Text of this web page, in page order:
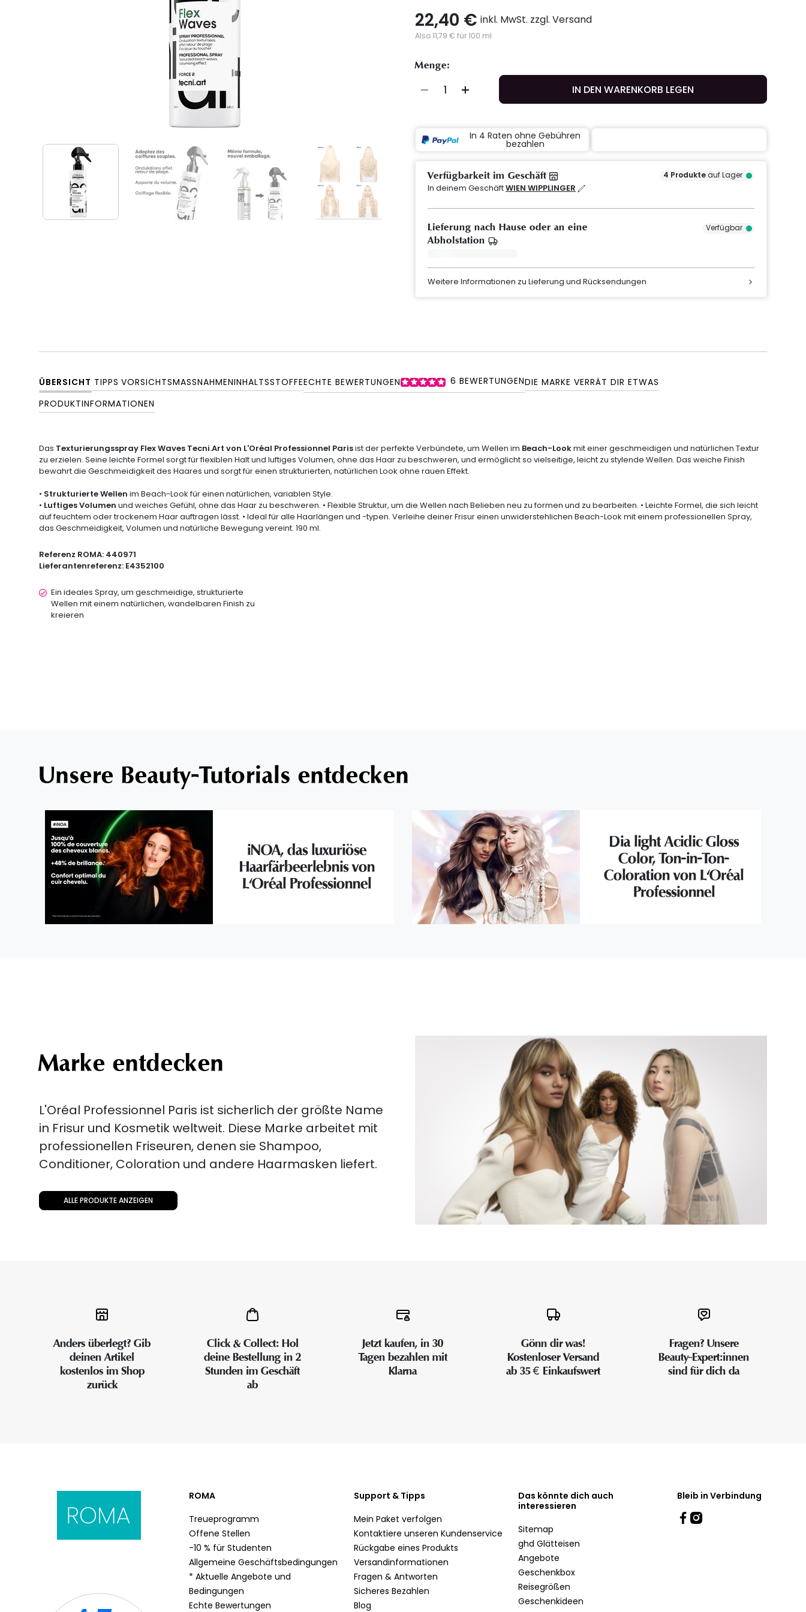
22,40 € inkl. MwSt. zzgl. Versand
Also 11,79 € für 100 ml
Menge:
IN DEN WARENKORB LEGEN
In 4 Raten ohne Gebühren
bezahlen
Verfügbarkeit im Geschäft 4 Produkteauf Lager
In deinem GeschäftWIEN WIPPLINGER
Lieferung nach Hause oder an eine
Abholstation
Verfügbar
Weitere Informationen zu Lieferung und Rücksendungen
ÜBERSICHT TIPPS VORSICHTSMASSNAHMEN INHALTSSTOFFEECHTE BEWERTUNGEN 6 BEWERTUNGENDIE MARKE VERRÄT DIR ETWAS
PRODUKTINFORMATIONEN
Das Texturierungsspray Flex Waves Tecni.Art von L'Oréal Professionnel Parisist der perfekte Verbündete, um Wellen im Beach-Lookmit einer geschmeidigen und natürlichen Textur
zu erzielen. Seine leichte Formel sorgt für flexiblen Halt und luftiges Volumen, ohne das Haar zu beschweren, und ermöglicht so vielseitige, leicht zu stylende Wellen. Das weiche Finish
bewahrt die Geschmeidigkeit des Haares und sorgt für einen strukturierten, natürlichen Look ohne rauen Effekt.
• Strukturierte Wellen im Beach-Look für einen natürlichen, variablen Style.
• Luftiges Volumen und weiches Gefühl, ohne das Haar zu beschweren. • Flexible Struktur, um die Wellen nach Belieben neu zu formen und zu bearbeiten. • Leichte Formel, die sich leicht
auf feuchtem oder trockenem Haar auftragen lässt. • Ideal für alle Haarlängen und -typen. Verleihe deiner Frisur einen unwiderstehlichen Beach-Look mit einem professionellen Spray,
das Geschmeidigkeit, Volumen und natürliche Bewegung vereint. 190 ml.
Referenz ROMA: 440971
Lieferantenreferenz: E4352100
Ein ideales Spray, um geschmeidige, strukturierte
Wellen mit einem natürlichen, wandelbaren Finish zu
kreieren
Unsere Beauty-Tutorials entdecken
iNOA, das luxuriöse
Haarfärbeerlebnis von
L'Oréal Professionnel
Dia light Acidic Gloss
Color, Ton-in-Ton-
Coloration von L'Oréal
Professionnel
Marke entdecken
L'Oréal Professionnel Paris ist sicherlich der größte Name
in Frisur und Kosmetik weltweit. Diese Marke arbeitet mit
professionellen Friseuren, denen sie Shampoo,
Conditioner, Coloration und andere Haarmasken liefert.
ALLE PRODUKTE ANZEIGEN
Anders überlegt? Gib
deinen Artikel
kostenlos im Shop
zurück
Click & Collect: Hol
deine Bestellung in 2
Stunden im Geschäft
ab
Jetzt kaufen, in 30
Tagen bezahlen mit
Klarna
Gönn dir was!
Kostenloser Versand
ab 35 € Einkaufswert
Fragen? Unsere
Beauty-Expert:innen
sind für dich da
ROMA
Treueprogramm
Offene Stellen
-10 % für Studenten
Allgemeine Geschäftsbedingungen
* Aktuelle Angebote und
Bedingungen
Echte Bewertungen
Support & Tipps
Mein Paket verfolgen
Kontaktiere unseren Kundenservice
Rückgabe eines Produkts
Versandinformationen
Fragen & Antworten
Sicheres Bezahlen
Blog
Das könnte dich auch
interessieren
Sitemap
ghd Glätteisen
Angebote
Geschenkbox
Reisegrößen
Geschenkideen
Bleib in Verbindung